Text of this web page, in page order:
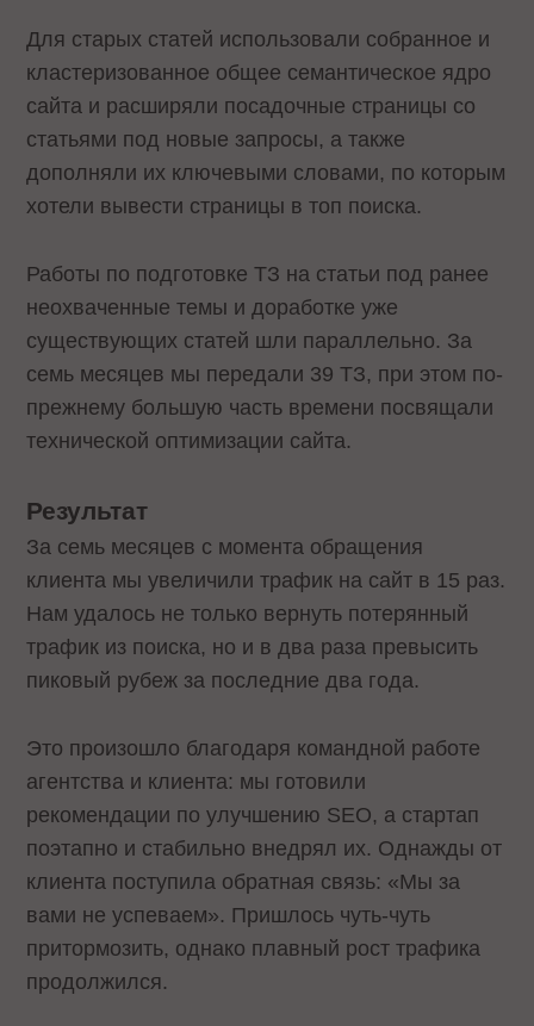
Для старых статей использовали собранное и
кластеризованное общее семантическое ядро
сайта и расширяли посадочные страницы со
статьями под новые запросы, а также
дополняли их ключевыми словами, по которым
хотели вывести страницы в топ поиска.
Работы по подготовке ТЗ на статьи под ранее
неохваченные темы и доработке уже
существующих статей шли параллельно. За
семь месяцев мы передали 39 ТЗ, при этом по-
прежнему большую часть времени посвящали
технической оптимизации сайта.
Результат
За семь месяцев с момента обращения
клиента мы увеличили трафик на сайт в 15 раз.
Нам удалось не только вернуть потерянный
трафик из поиска, но и в два раза превысить
пиковый рубеж за последние два года.
Это произошло благодаря командной работе
агентства и клиента: мы готовили
рекомендации по улучшению SEO, а стартап
поэтапно и стабильно внедрял их. Однажды от
клиента поступила обратная связь: «Мы за
вами не успеваем». Пришлось чуть-чуть
притормозить, однако плавный рост трафика
продолжился.